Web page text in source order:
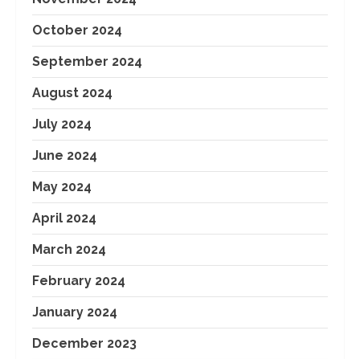
October 2024
September 2024
August 2024
July 2024
June 2024
May 2024
April 2024
March 2024
February 2024
January 2024
December 2023